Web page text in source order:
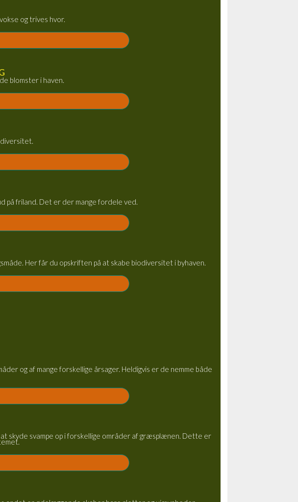
og trives hvor.
blomster i haven.
på friland. Det er der mange fordele ved.
Her får du opskriften på at skabe biodiversitet i byhaven.
og af mange forskellige årsager. Heldigvis er de nemme både
skyde svampe op i forskellige områder af græsplænen. Dette er